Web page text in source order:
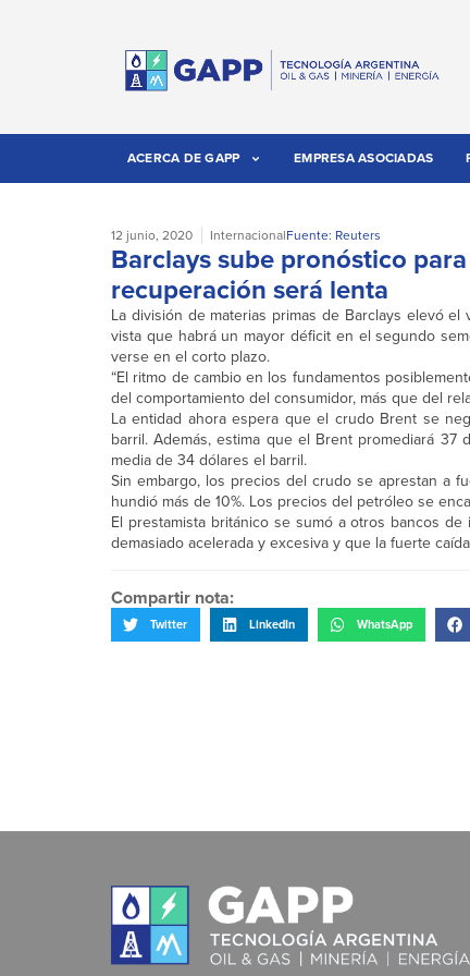
ACERCA DE GAPP EMPRESA ASOCIADAS
12 junio, 2020 InternacionalFuente: Reuters
Barclays sube pronóstico
recuperación será lenta
La división de materias primas de Barclays elevó
vista que habrá un mayor déficit en el segundo
verse en el corto plazo.
“El ritmo de cambio en los fundamentos
del comportamiento del consumidor, más que del
La entidad ahora espera que el crudo Brent se
barril. Además, estima que el Brent promediará
media de 34 dólares el barril.
Sin embargo, los precios del crudo se aprestan a
hundió más de 10%. Los precios del petróleo se
El prestamista británico se sumó a otros bancos
demasiado acelerada y excesiva y que la fuerte
Compartir nota:
Twitter LinkedIn WhatsApp